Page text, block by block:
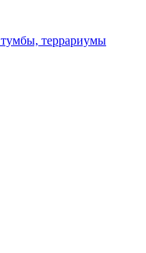
террариумы